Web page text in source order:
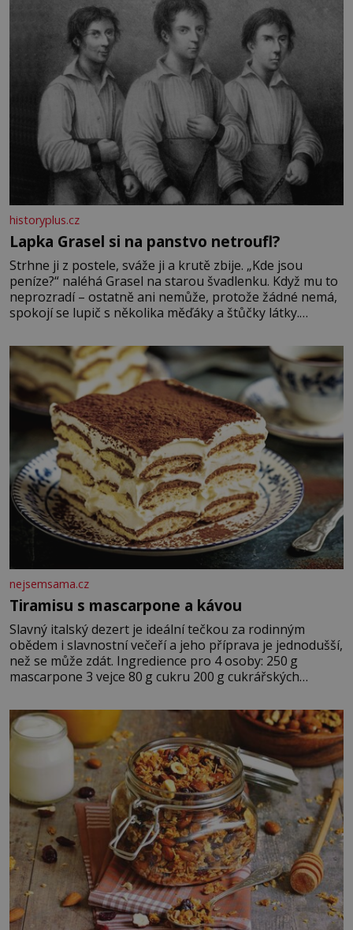
historyplus.cz
Lapka Grasel si na panstvo netroufl?
Strhne ji z postele, sváže ji a krutě zbije. „Kde jsou
peníze?“ naléhá Grasel na starou švadlenku. Když mu to
neprozradí – ostatně ani nemůže, protože žádné nemá,
spokojí se lupič s několika měďáky a štůčky látky.
krutý. Jeho činy budí hrůzu ještě dlouho po jeho smrti
nejsemsama.cz
Tiramisu s mascarpone a kávou
Slavný italský dezert je ideální tečkou za rodinným
obědem i slavnostní večeří a jeho příprava je jednodušší,
než se může zdát. Ingredience pro 4 osoby: 250 g
mascarpone 3 vejce 80 g cukru 200 g cukrářských
posypání Postup: Oddělte žloutky od bílků. Žloutky
vyšlehejte s cukrem do světlé pěny a postupně do nich
vmíchejte mascarpone, aby vznikl hladký